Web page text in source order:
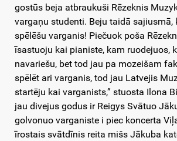
gostūs beja atbraukuši Rēzeknis
vargaņu studenti. Beju taidā sajiusmā,
spēlēšu varganis! Piečuok poša
īsastuoju kai pianiste, kam ruodejuos,
navariešu, bet tod jau pa mozeišam
spēlēt ari varganis, tod jau Latvejis
startēju kai varganists,” stuosta Ilona
jau divejus godus ir Reigys Svātuo
golvonuo varganiste i piec koncerta
īrostais svātdīnis reita mišs Jākuba